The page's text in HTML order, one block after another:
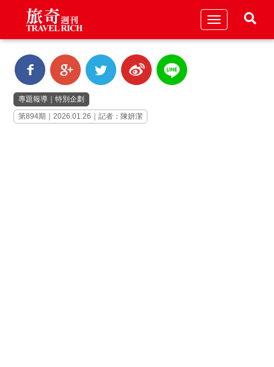
Toggle
專題報導 ｜特別企劃
第894期｜2026.01.26｜記者：陳妍潔